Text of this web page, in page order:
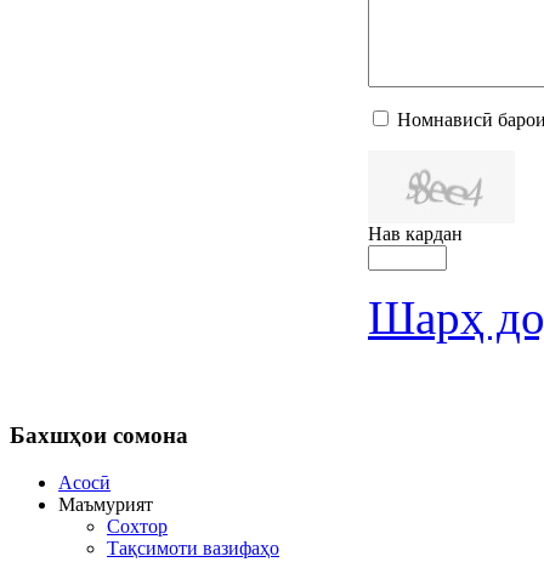
Номнависӣ
Нав кардан
Шарҳ
Бахшҳои сомона
Асосӣ
Маъмурият
Сохтор
Тақсимоти вазифаҳо